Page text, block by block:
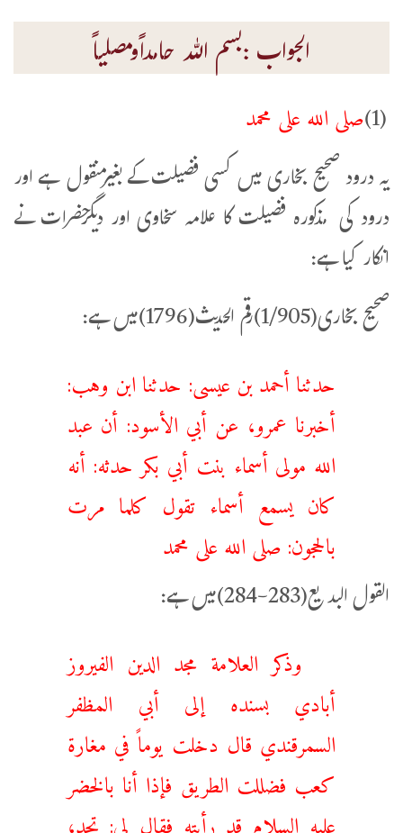
الجواب :بسم اللہ حامداًومصلیاً
(1)‌ صلى ‌الله ‌على ‌محمد
یہ درود صحیح بخاری میں کسی فضیلت کے بغیرمنقول ہے اور
درود کی مذکورہ فضیلت کا علامہ سخاوی اور دیگرحضرات نے
انکار کیا ہے:
صحیح بخاری(1/905)رقم الحدیث(1796)میں ہے:
حدثنا أحمد بن عيسى: حدثنا ابن وهب:
أخبرنا عمرو، عن أبي الأسود: أن عبد
الله مولى أسماء بنت أبي بكر حدثه: أنه
كان يسمع أسماء تقول كلما مرت
بالحجون: ‌صلى ‌الله ‌على ‌محمد
القول البدیع(283-284)میں ہے:
وذكر العلامة مجد الدين الفيروز
أبادي بسنده إلى أبي المظفر
السمرقندي قال دخلت يوماً في مغارة
كعب فضللت الطريق فإذا أنا بالخضر
عليه السلام قد رأيته فقال لي: تجد،